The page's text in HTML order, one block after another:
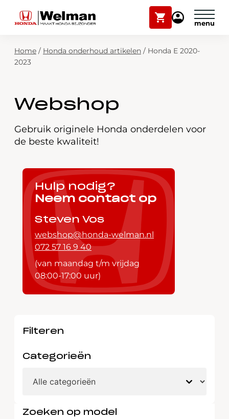
Winkelwagen
Mijn
Modellen
Onderhoud en service
Over ons
Contact
Zoekfunctie
Mijn Honda Welman
Home / Honda onderhoud artikelen / Honda E 2020-
2023
Webshop
Gebruik originele Honda onderdelen voor
de beste kwaliteit!
Hulp nodig?
Neem contact op
Steven Vos
webshop@honda-welman.nl
072 57 16 9 40
(van maandag t/m vrijdag
08:00-17:00 uur)
Filteren
Categorieën
Zoeken op model